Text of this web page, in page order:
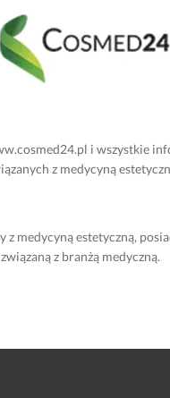
i wszystkie
z medycyną
z medycyną estetyczną,
z branżą medyczną.
zł
DODAJ DO KOSZYKA
Dane kontaktowe
Cosmed24, ul.
Odwiedź nas na